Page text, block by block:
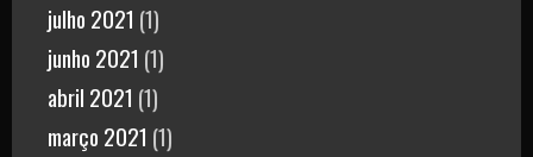
julho 2021 (1)
junho 2021 (1)
abril 2021 (1)
março 2021 (1)